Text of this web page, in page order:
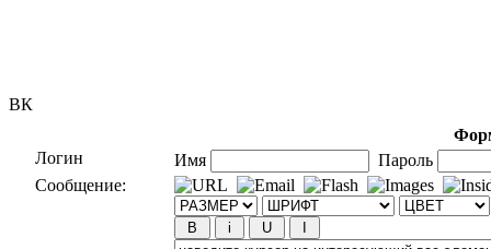
ВК
Логин
Имя
Пароль
Сообщение: